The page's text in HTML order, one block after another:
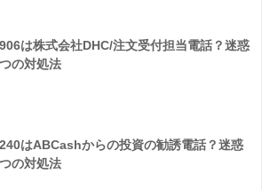
は株式会社DHC/注文受付担当電話？迷惑
の対処法
はABCashからの投資の勧誘電話？迷惑
の対処法